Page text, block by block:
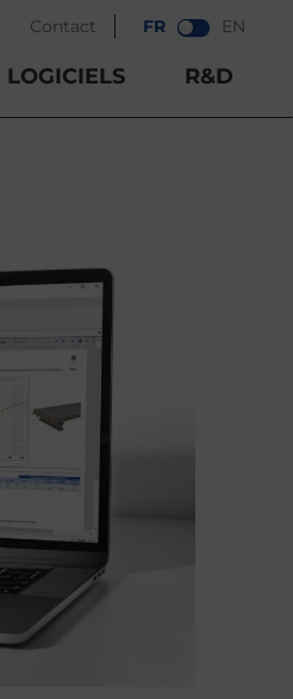
Contact FR EN
LOGICIELS R&D